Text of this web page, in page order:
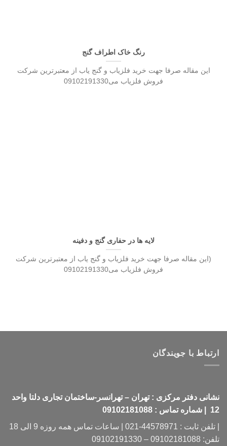
رنگ خاک اطراف گنج
این مقاله صرفا جهت خرید فلزیاب و گنج یاب از معتبرترین شرکت
فروش فلزیاب می09102191330
لایه ها در حفاری گنج و دفینه
(این مقاله صرفا جهت خرید فلزیاب و گنج یاب از معتبرترین شرکت
فروش فلزیاب می09102191330
ارتباط با جویندگان
نشانی دفتر مرکزی : تهران – تهرانسر-ساختمان تجاری دلتا واحد
12 | شماره تماس : 09102181088
| تلفن ثابت : 44578971-021 | ساعات تماس همه روزه 9 الی 18
تلفن: 09102181088 – 09102191330